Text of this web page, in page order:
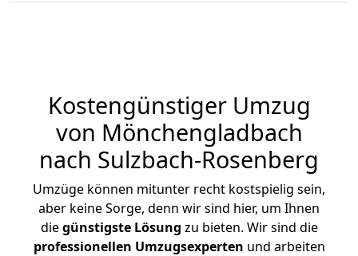
Kostengünstiger Umzug
von Mönchengladbach
nach Sulzbach-Rosenberg
Umzüge können mitunter recht kostspielig sein,
aber keine Sorge, denn wir sind hier, um Ihnen
diegünstigste Lösung zu bieten. Wir sind die
professionellen Umzugsexperten und arbeiten